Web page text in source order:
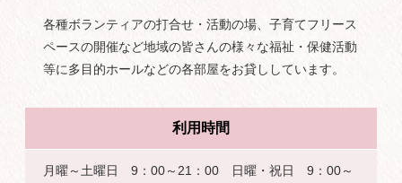
各種ボランティアの打合せ・活動の場、子育てフリース
ペースの開催など地域の皆さんの様々な福祉・保健活動
等に多目的ホールなどの各部屋をお貸ししています。
利用時間
月曜～土曜日 9：00～21：00 日曜・祝日 9：00～